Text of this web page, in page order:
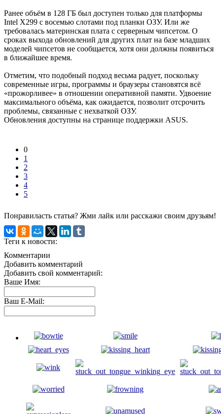
Ранее объём в 128 ГБ был доступен только для платформы
Intel X299 с восемью слотами под планки ОЗУ. Или же
требовалась материнская плата с серверным чипсетом. О
сроках выхода обновлений для других плат на базе младших
моделей чипсетов не сообщается, хотя они должны появиться
в ближайшее время.
Отметим, что подобный подход весьма радует, поскольку
современные игры, программы и браузеры становятся всё
«прожорливее» в отношении оперативной памяти. Удвоение
максимального объёма, как ожидается, позволит отсрочить
проблемы, связанные с нехваткой ОЗУ.
Обновления доступны на странице поддержки ASUS.
0
1
2
3
4
5
Понравиласть статья? Жми лайк или расскажи своим друзьям!
Теги к новости:
Комментарии
Добавить комментарий
Добавить свой комментарий:
Ваше Имя:
Ваш E-Mail: